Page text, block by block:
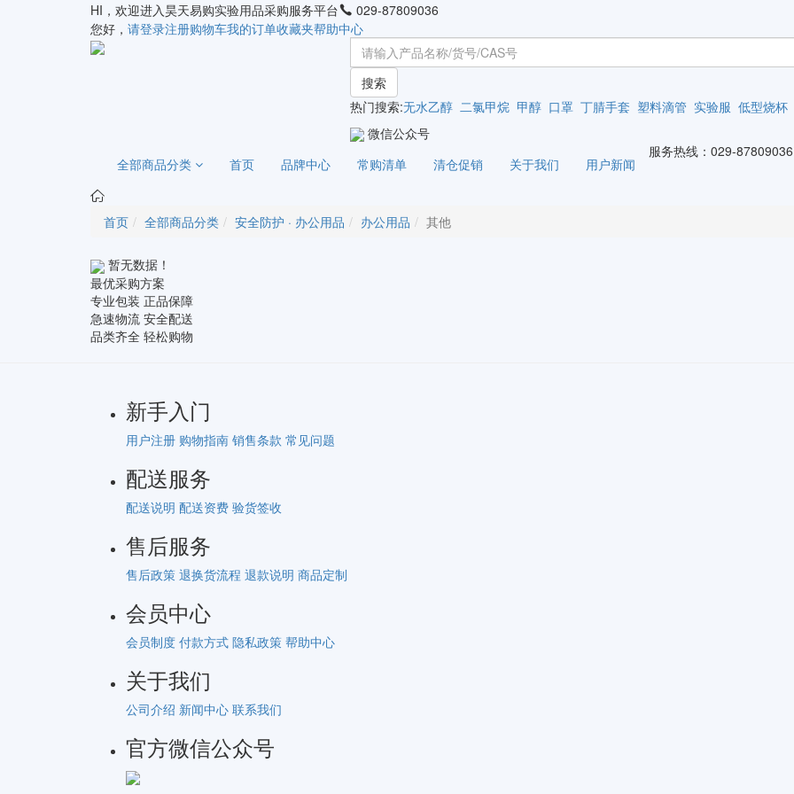
HI，欢迎进入昊天易购实验用品采购服务平台
029-87809036
您好， 请登录注册购物车我的订单收藏夹帮助中心
搜索
热门搜索:无水乙醇 二氯甲烷 甲醇 口罩 丁腈手套 塑料滴管 实验服 低型烧杯
微信公众号
全部商品分类
首页 品牌中心 常购清单 清仓促销 关于我们 用户新闻
服务热线： 029-87809036
首页 全部商品分类 安全防护 · 办公用品 办公用品 其他
暂无数据！
最优采购方案
专业包装 正品保障
急速物流 安全配送
品类齐全 轻松购物
新手入门
用户注册 购物指南 销售条款 常见问题
配送服务
配送说明 配送资费 验货签收
售后服务
售后政策 退换货流程 退款说明 商品定制
会员中心
会员制度 付款方式 隐私政策 帮助中心
关于我们
公司介绍 新闻中心 联系我们
官方微信公众号